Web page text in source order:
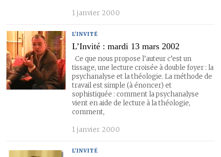
1 janvier 2000
L'INVITÉ
L’Invité : mardi 13 mars 2002
Ce que nous propose l’auteur c’est un
tissage, une lecture croisée à double foyer : la
psychanalyse et la théologie. La méthode de
travail est simple (à énoncer) et
sophistiquée : comment la psychanalyse
vient en aide de lecture à la théologie,
comment,
1 janvier 2000
L'INVITÉ